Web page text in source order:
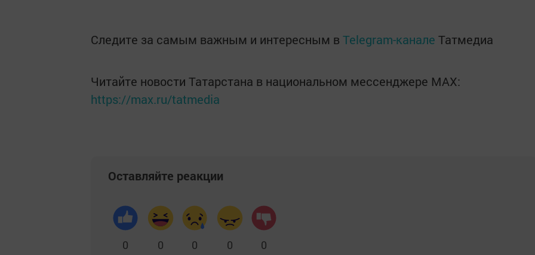
Следите за самым важным и интересным в Telegram-канале Татмедиа
Читайте новости Татарстана в национальном мессенджере MАХ:
https://max.ru/tatmedia
Оставляйте реакции
0 0 0 0 0